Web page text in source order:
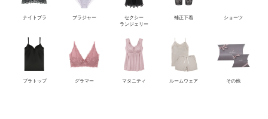
ナイトブラ ブラジャー
セクシー
ランジェリー
補正下着 ショーツ
ブラトップ グラマー マタニティ ルームウェア その他